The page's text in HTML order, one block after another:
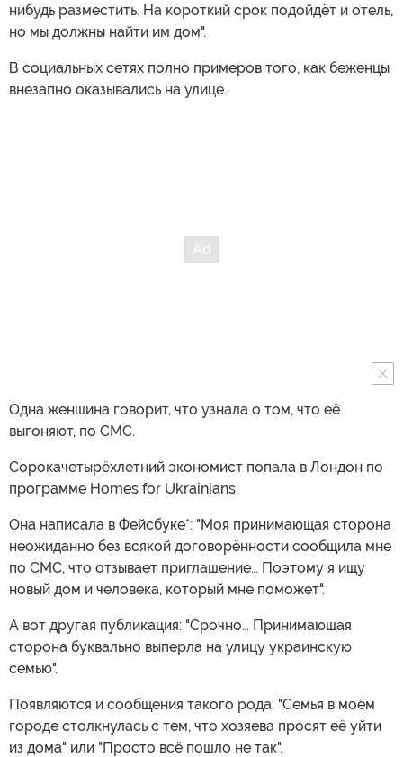
нибудь разместить. На короткий срок подойдёт и отель,
но мы должны найти им дом".
В социальных сетях полно примеров того, как беженцы
внезапно оказывались на улице.
Одна женщина говорит, что узнала о том, что её
выгоняют, по СМС.
Сорокачетырёхлетний экономист попала в Лондон по
программе Homes for Ukrainians.
Она написала в Фейсбуке*: "Моя принимающая сторона
неожиданно без всякой договорённости сообщила мне
по СМС, что отзывает приглашение… Поэтому я ищу
новый дом и человека, который мне поможет".
А вот другая публикация: "Срочно… Принимающая
сторона буквально выперла на улицу украинскую
семью".
Появляются и сообщения такого рода: "Семья в моём
городе столкнулась с тем, что хозяева просят её уйти
из дома" или "Просто всё пошло не так".